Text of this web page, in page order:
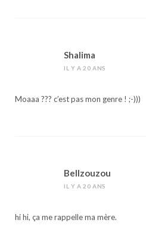
Shalima
IL Y A 20 ANS
Moaaa ??? c’est pas mon genre ! ;-)))
Bellzouzou
IL Y A 20 ANS
hi hi, ça me rappelle ma mère.